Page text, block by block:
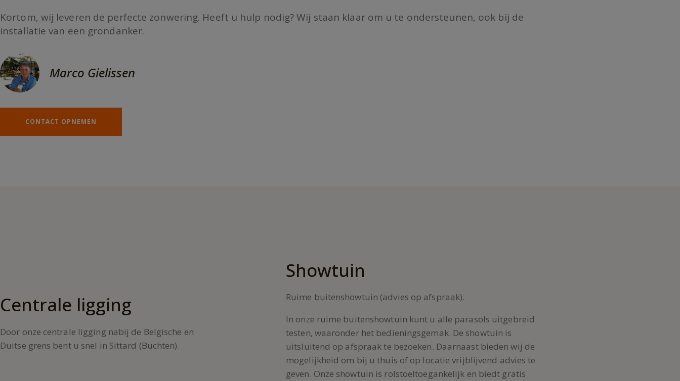
Kortom, wij leveren de perfecte zonwering. Heeft u hulp nodig? Wij staan klaar om u te ondersteunen, ook bij de
installatie van een grondanker.
Marco Gielissen
CONTACT OPNEMEN
Centrale ligging
Door onze centrale ligging nabij de Belgische en
Duitse grens bent u snel in Sittard (Buchten).
Showtuin
Ruime buitenshowtuin (advies op afspraak).
In onze ruime buitenshowtuin kunt u alle parasols uitgebreid
testen, waaronder het bedieningsgemak. De showtuin is
uitsluitend op afspraak te bezoeken. Daarnaast bieden wij de
mogelijkheid om bij u thuis of op locatie vrijblijvend advies te
geven. Onze showtuin is rolstoeltoegankelijk en biedt gratis